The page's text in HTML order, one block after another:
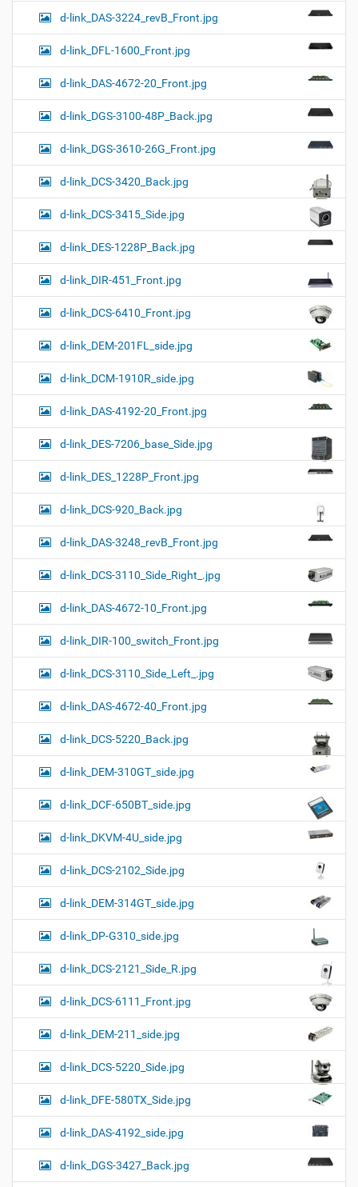
d-link_DAS-3224_revB_Front.jpg
d-link_DFL-1600_Front.jpg
d-link_DAS-4672-20_Front.jpg
d-link_DGS-3100-48P_Back.jpg
d-link_DGS-3610-26G_Front.jpg
d-link_DCS-3420_Back.jpg
d-link_DCS-3415_Side.jpg
d-link_DES-1228P_Back.jpg
d-link_DIR-451_Front.jpg
d-link_DCS-6410_Front.jpg
d-link_DEM-201FL_side.jpg
d-link_DCM-1910R_side.jpg
d-link_DAS-4192-20_Front.jpg
d-link_DES-7206_base_Side.jpg
d-link_DES_1228P_Front.jpg
d-link_DCS-920_Back.jpg
d-link_DAS-3248_revB_Front.jpg
d-link_DCS-3110_Side_Right_.jpg
d-link_DAS-4672-10_Front.jpg
d-link_DIR-100_switch_Front.jpg
d-link_DCS-3110_Side_Left_.jpg
d-link_DAS-4672-40_Front.jpg
d-link_DCS-5220_Back.jpg
d-link_DEM-310GT_side.jpg
d-link_DCF-650BT_side.jpg
d-link_DKVM-4U_side.jpg
d-link_DCS-2102_Side.jpg
d-link_DEM-314GT_side.jpg
d-link_DP-G310_side.jpg
d-link_DCS-2121_Side_R.jpg
d-link_DCS-6111_Front.jpg
d-link_DEM-211_side.jpg
d-link_DCS-5220_Side.jpg
d-link_DFE-580TX_Side.jpg
d-link_DAS-4192_side.jpg
d-link_DGS-3427_Back.jpg